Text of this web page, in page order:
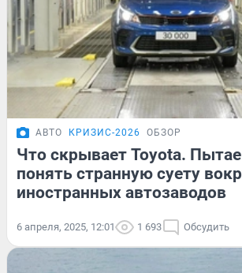
АВТО КРИЗИС-2026 ОБЗОР
Что скрывает Toyota.
понять странную суету
иностранных автозаводов
6 апреля, 2025, 12:01 1 693 Обсудить